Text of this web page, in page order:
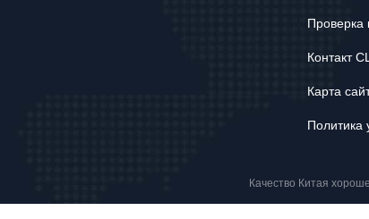
Проверка
Контакт
Карта
Политика
Качество Китая